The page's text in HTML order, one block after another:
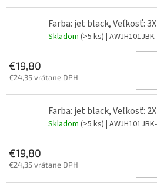
Farba: jet black, Veľkosť:
Skladom (>5 ks) |
€19,80
€24,35 vrátane DPH
Farba: jet black, Veľkosť:
Skladom (>5 ks) |
€19,80
€24,35 vrátane DPH